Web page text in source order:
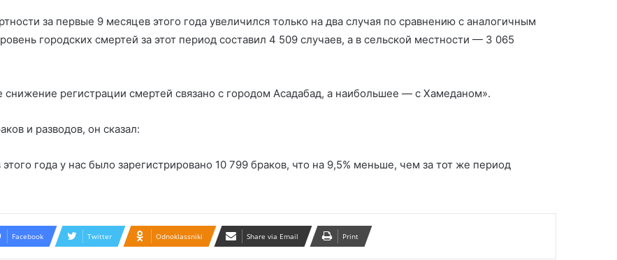
за первые 9 месяцев этого года увеличился только на два случая по сравнению с аналогичным
городских смертей за этот период составил 4 509 случаев, а в сельской местности — 3 065
регистрации смертей связано с городом Асадабад, а наибольшее — с Хамеданом».
и разводов, он сказал:
года у нас было зарегистрировано 10 799 браков, что на 9,5% меньше, чем за тот же период
Facebook Twitter Odnoklassniki Share via Email Print
В Хамадане задержан
насильник детей